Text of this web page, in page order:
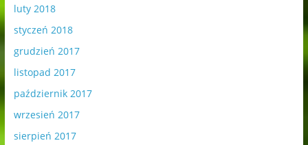
luty 2018
styczeń 2018
grudzień 2017
listopad 2017
październik 2017
wrzesień 2017
sierpień 2017